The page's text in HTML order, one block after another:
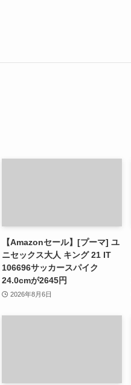
【Amazonセール】[プーマ] ユ
ニセックス大人 キング 21 IT
106696サッカースパイク
24.0cmが2645円
2026年8月6日